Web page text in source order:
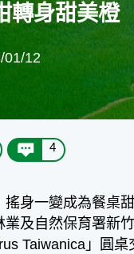
轉身甜美橙
01/12
4
搖身一變成為餐桌
業及自然保育署新
Taiwanica」圓